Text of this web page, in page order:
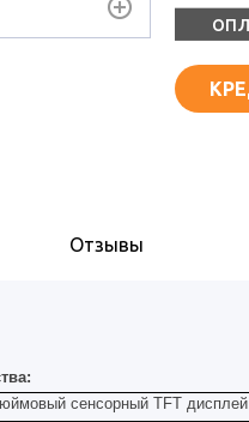
Отзывы
сенсорный TFT дисплей